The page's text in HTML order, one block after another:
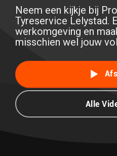
Neem een kijkje bij
Tyreservice Lelystad.
werkomgeving en
misschien wel jouw
Alle